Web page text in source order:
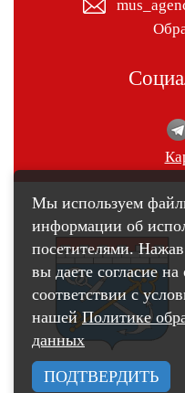
Мы используем
информации об
посетителями.
вы даете согласие
соответствии с
нашей Политике
данных
ПОДТВЕРДИТЬ